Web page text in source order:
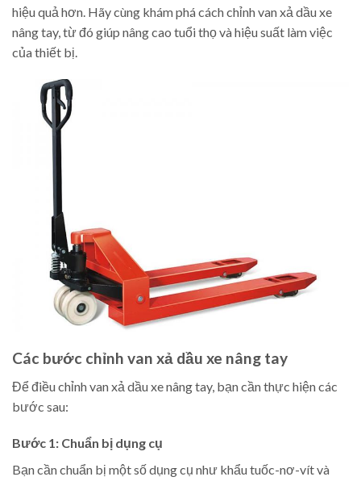
hiệu quả hơn. Hãy cùng khám phá cách chỉnh van xả dầu xe
nâng tay, từ đó giúp nâng cao tuổi thọ và hiệu suất làm việc
của thiết bị.
Các bước chỉnh van xả dầu xe nâng tay
Để điều chỉnh van xả dầu xe nâng tay, bạn cần thực hiện các
bước sau:
Bước 1: Chuẩn bị dụng cụ
Bạn cần chuẩn bị một số dụng cụ như khẩu tuốc-nơ-vít và